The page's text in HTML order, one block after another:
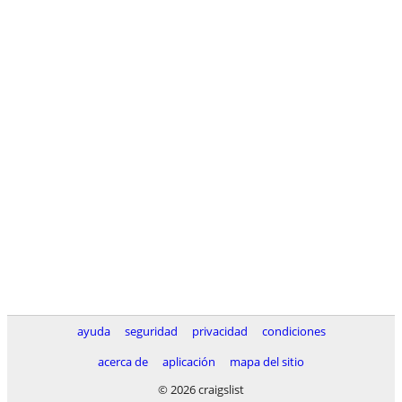
ayuda seguridad privacidad
condiciones
acerca de
aplicación
mapa del sitio
© 2026 craigslist